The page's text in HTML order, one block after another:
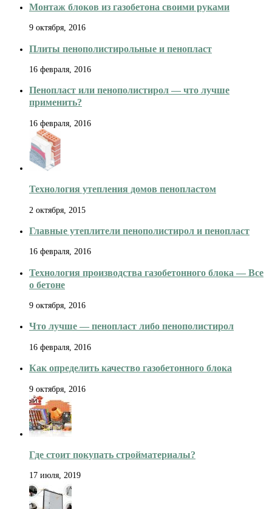
Монтаж блоков из газобетона своими руками
9 октября, 2016
Плиты пенополистирольные и пенопласт
16 февраля, 2016
Пенопласт или пенополистирол — что лучше
применить?
16 февраля, 2016
Технология утепления домов пенопластом
2 октября, 2015
Главные утеплители пенополистирол и пенопласт
16 февраля, 2016
Технология производства газобетонного блока — Все
о бетоне
9 октября, 2016
Что лучше — пенопласт либо пенополистирол
16 февраля, 2016
Как определить качество газобетонного блока
9 октября, 2016
Где стоит покупать стройматериалы?
17 июля, 2019